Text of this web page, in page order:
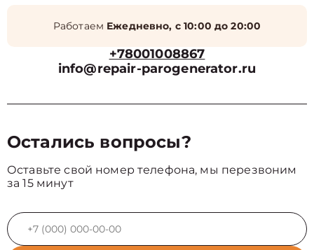
Работаем Ежедневно, с 10:00 до 20:00
+78001008867
info@repair-parogenerator.ru
Остались вопросы?
Оставьте свой номер телефона, мы перезвоним
за 15 минут